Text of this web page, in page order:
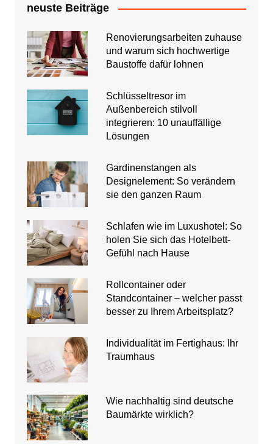
neuste Beiträge
Renovierungsarbeiten zuhause
und warum sich hochwertige
Baustoffe dafür lohnen
Schlüsseltresor im
Außenbereich stilvoll
integrieren: 10 unauffällige
Lösungen
Gardinenstangen als
Designelement: So verändern
sie den ganzen Raum
Schlafen wie im Luxushotel: So
holen Sie sich das Hotelbett-
Gefühl nach Hause
Rollcontainer oder
Standcontainer – welcher passt
besser zu Ihrem Arbeitsplatz?
Individualität im Fertighaus: Ihr
Traumhaus
Wie nachhaltig sind deutsche
Baumärkte wirklich?